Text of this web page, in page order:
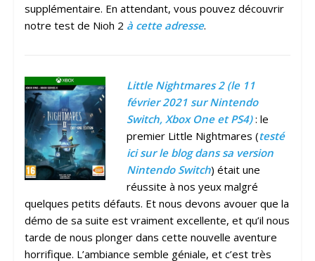
supplémentaire. En attendant, vous pouvez découvrir
notre test de Nioh 2 à cette adresse.
Little Nightmares 2 (le 11
février 2021 sur Nintendo
Switch, Xbox One et PS4) : le
premier Little Nightmares (testé
ici sur le blog dans sa version
Nintendo Switch) était une
réussite à nos yeux malgré
quelques petits défauts. Et nous devons avouer que la
démo de sa suite est vraiment excellente, et qu’il nous
tarde de nous plonger dans cette nouvelle aventure
horrifique. L’ambiance semble géniale, et c’est très